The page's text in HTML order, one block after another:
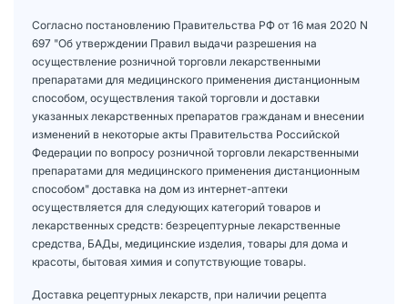
Согласно постановлению Правительства РФ от 16 мая 2020 N
697 "Об утверждении Правил выдачи разрешения на
осуществление розничной торговли лекарственными
препаратами для медицинского применения дистанционным
способом, осуществления такой торговли и доставки
указанных лекарственных препаратов гражданам и внесении
изменений в некоторые акты Правительства Российской
Федерации по вопросу розничной торговли лекарственными
препаратами для медицинского применения дистанционным
способом" доставка на дом из интернет-аптеки
осуществляется для следующих категорий товаров и
лекарственных средств: безрецептурные лекарственные
средства, БАДы, медицинские изделия, товары для дома и
красоты, бытовая химия и сопутствующие товары.
Доставка рецептурных лекарств, при наличии рецепта